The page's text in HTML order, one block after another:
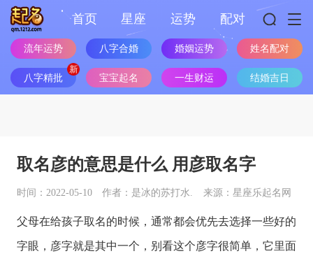
首页 星座 运势 配对
流年运势 八字合婚 婚姻运势 姓名配对
八字精批 宝宝起名 一生财运 结婚吉日
取名彦的意思是什么 用彦取名字
时间：2022-05-10 作者：是冰的苏打水. 来源：星座乐起名网
父母在给孩子取名的时候，通常都会优先去选择一些好的
字眼，彦字就是其中一个，别看这个彦字很简单，它里面